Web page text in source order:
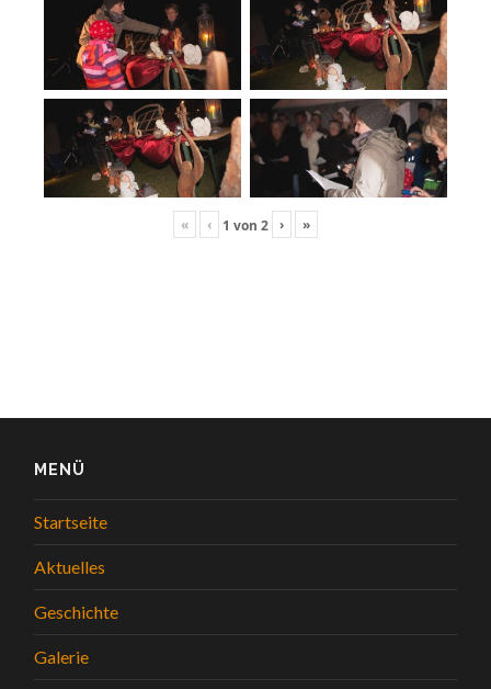
« ‹ 1 von 2 › »
MENÜ
Startseite
Aktuelles
Geschichte
Galerie